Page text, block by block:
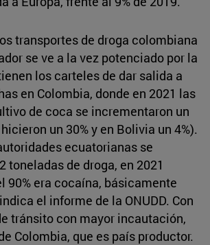
transportes de droga colombiana
se ve a la vez potenciado por la
los carteles de dar salida a
en Colombia, donde en 2021 las
de coca se incrementaron un
un 30% y en Bolivia un 4%).
ecuatorianas se
toneladas de droga, en 2021
90% era cocaína, básicamente
el informe de la ONUDD. Con
tránsito con mayor incautación,
Colombia, que es país productor.